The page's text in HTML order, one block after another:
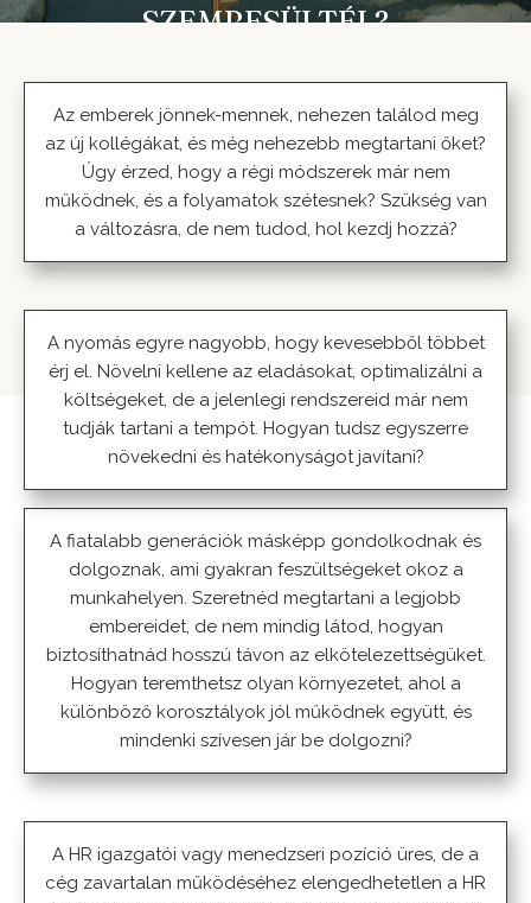
SZEMBESÜLTÉL?
Az emberek jönnek-mennek, nehezen találod meg
az új kollégákat, és még nehezebb megtartani őket?
Úgy érzed, hogy a régi módszerek már nem
működnek, és a folyamatok szétesnek? Szükség van
a változásra, de nem tudod, hol kezdj hozzá?
A nyomás egyre nagyobb, hogy kevesebből többet
érj el. Növelni kellene az eladásokat, optimalizálni a
költségeket, de a jelenlegi rendszereid már nem
tudják tartani a tempót. Hogyan tudsz egyszerre
növekedni és hatékonyságot javítani?
A fiatalabb generációk másképp gondolkodnak és
dolgoznak, ami gyakran feszültségeket okoz a
munkahelyen. Szeretnéd megtartani a legjobb
embereidet, de nem mindig látod, hogyan
biztosíthatnád hosszú távon az elkötelezettségüket.
Hogyan teremthetsz olyan környezetet, ahol a
különböző korosztályok jól működnek együtt, és
mindenki szívesen jár be dolgozni?
A HR igazgatói vagy menedzseri pozíció üres, de a
cég zavartalan működéséhez elengedhetetlen a HR